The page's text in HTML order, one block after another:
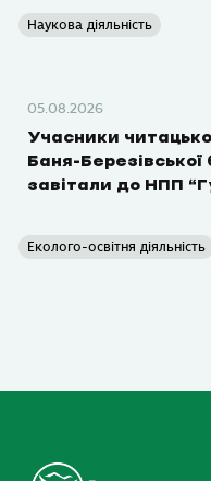
Наукова діяльність
05.08.2026
Учасники
Баня-Березівської
завітали до НПП
Еколого-освітня діяльність